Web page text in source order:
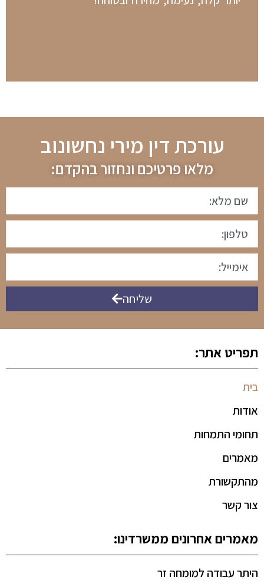
עורכת דין מירי נחשונוב
מלאו פרטיכם ונחזור בהקדם:
שליחה
תפריט אתר:
בית
אודות
תחומי התמחות
מאמרים
מהתקשורת
צור קשר
מאמרים אחרונים ממשרדינו:
היתר עבודה למומחה זר